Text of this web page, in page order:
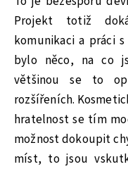
Projekt totiž
komunikaci a práci
bylo něco, na co
většinou se to
rozšířeních.
hratelnost se tím
možnost dokoupit
míst, to jsou